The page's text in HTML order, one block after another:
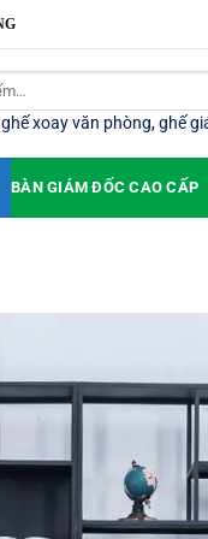
ghế xoay văn phòng,ghế
BÀN GIÁM ĐỐC CAO CẤP